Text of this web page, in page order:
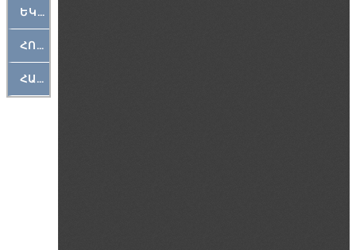
ԵԿԵՂԵՑԱԿԱՆ
ՀՈԳԵՄՏԱՒՈՐ
ՀԱՐԹԱԿ